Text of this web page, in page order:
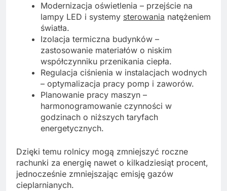
Modernizacja oświetlenia – przejście na
lampy LED i systemy sterowania natężeniem
światła.
Izolacja termiczna budynków –
zastosowanie materiałów o niskim
współczynniku przenikania ciepła.
Regulacja ciśnienia w instalacjach wodnych
– optymalizacja pracy pomp i zaworów.
Planowanie pracy maszyn –
harmonogramowanie czynności w
godzinach o niższych taryfach
energetycznych.
Dzięki temu rolnicy mogą zmniejszyć roczne
rachunki za energię nawet o kilkadziesiąt procent,
jednocześnie zmniejszając emisję gazów
cieplarnianych.